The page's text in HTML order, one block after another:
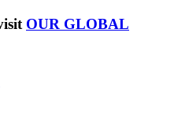
OUR GLOBAL